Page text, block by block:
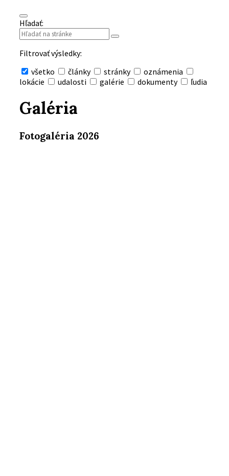
Hľadať:
Filtrovať výsledky:
všetko
články stránky
oznámenia
lokácie
udalosti galérie dokumenty ľudia
vyhľadávanie
Galéria
Fotogaléria 2026